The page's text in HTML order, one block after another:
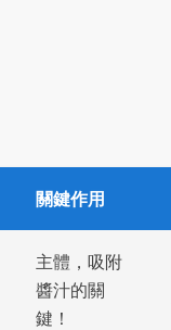
關鍵作用
主體，吸附
醬汁的關
鍵！